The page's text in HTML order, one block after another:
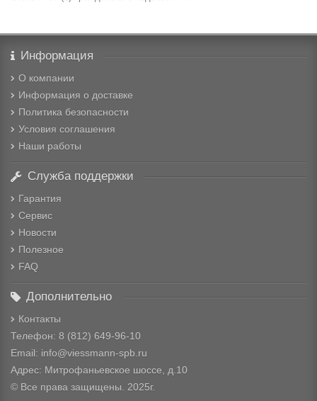
Информация
О компании
Информация о доставке
Политика безопасности
Условия соглашения
Наши работы
Служба поддержки
Гарантия
Сервис
Новости
Полезное
FAQ
Дополнительно
Контакты
Телефон: 8 (812) 649-96-10
Email: info@viessmann-spb.ru
Адрес: Митрофаньевское шоссе, д.10
© Все права защищены. 2025г.